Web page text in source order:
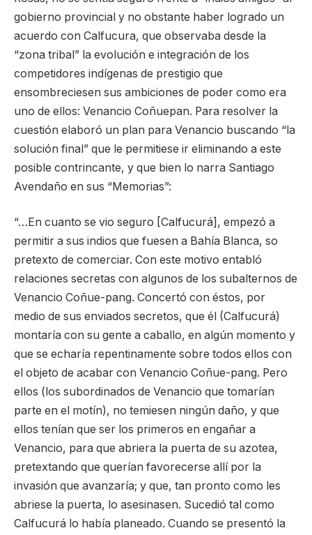
gobierno provincial y no obstante haber logrado un
acuerdo con Calfucura, que observaba desde la
“zona tribal” la evolución e integración de los
competidores indígenas de prestigio que
ensombreciesen sus ambiciones de poder como era
uno de ellos: Venancio Coñuepan. Para resolver la
cuestión elaboró un plan para Venancio buscando “la
solución final” que le permitiese ir eliminando a este
posible contrincante, y que bien lo narra Santiago
Avendaño en sus “Memorias”:
“…En cuanto se vio seguro [Calfucurá], empezó a
permitir a sus indios que fuesen a Bahía Blanca, so
pretexto de comerciar. Con este motivo entabló
relaciones secretas con algunos de los subalternos de
Venancio Coñue-pang. Concertó con éstos, por
medio de sus enviados secretos, que él (Calfucurá)
montaría con su gente a caballo, en algún momento y
que se echaría repentinamente sobre todos ellos con
el objeto de acabar con Venancio Coñue-pang. Pero
ellos (los subordinados de Venancio que tomarían
parte en el motín), no temiesen ningún daño, y que
ellos tenían que ser los primeros en engañar a
Venancio, para que abriera la puerta de su azotea,
pretextando que querían favorecerse allí por la
invasión que avanzaría; y que, tan pronto como les
abriese la puerta, lo asesinasen. Sucedió tal como
Calfucurá lo había planeado. Cuando se presentó la